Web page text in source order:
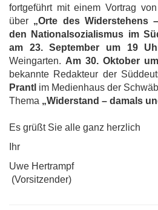
fortgeführt mit einem Vortrag
über „Orte des Widerstehens
den Nationalsozialismus im
am 23. September um 19
Weingarten. Am 30. Oktober
bekannte Redakteur der
Prantl im Medienhaus der
Thema „Widerstand – damals
Es grüßt Sie alle ganz herzlich
Ihr
Uwe Hertrampf
(Vorsitzender)